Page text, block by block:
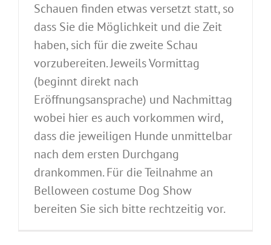
Schauen finden etwas versetzt statt, so
dass Sie die Möglichkeit und die Zeit
haben, sich für die zweite Schau
vorzubereiten. Jeweils Vormittag
(beginnt direkt nach
Eröffnungsansprache) und Nachmittag
wobei hier es auch vorkommen wird,
dass die jeweiligen Hunde unmittelbar
nach dem ersten Durchgang
drankommen. Für die Teilnahme an
Belloween costume Dog Show
bereiten Sie sich bitte rechtzeitig vor.